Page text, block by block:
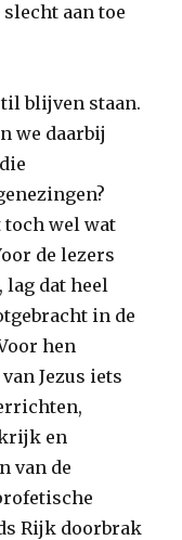
aan toe
blijven staan.
we daarbij
wel wat
de lezers
lag dat heel
in de
hen
Jezus iets
en
van de
Rijk doorbrak